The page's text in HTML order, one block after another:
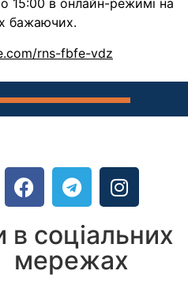
15:00 в онлайн-режимі на
бажаючих.
rns-fbfe-vdz
в соціальних
мережах